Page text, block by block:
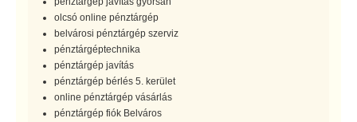
olcsó online pénztárgép
belvárosi pénztárgép szerviz
pénztárgéptechnika
pénztárgép javítás
pénztárgép bérlés 5. kerület
online pénztárgép vásárlás
pénztárgép fiók Belváros